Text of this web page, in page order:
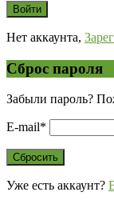
Нет аккаунта,
Сброс пароля
Забыли пароль?
E-mail*
Уже есть аккаунт?